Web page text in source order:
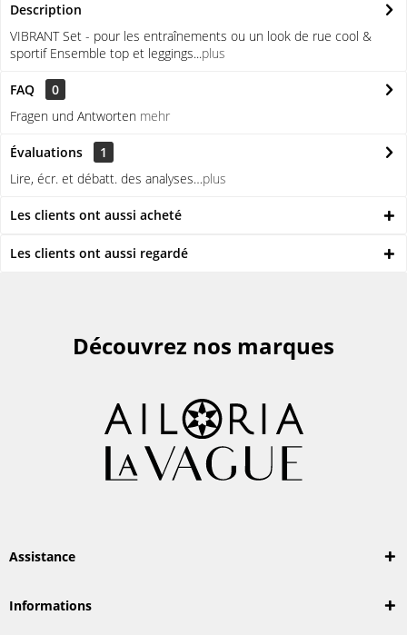
Description
VIBRANT Set - pour les entraînements ou un look de rue cool &
sportif Ensemble top et leggings...plus
FAQ
0
Fragen und Antworten mehr
Évaluations
1
Lire, écr. et débatt. des analyses…plus
Les clients ont aussi acheté
Les clients ont aussi regardé
Découvrez nos marques
Assistance
Informations